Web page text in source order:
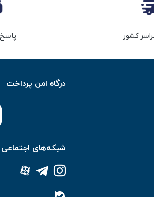
کشور
درگاه امن پرداخت
شبکه‌های اجتماعی